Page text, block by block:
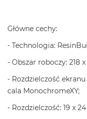
Główne cechy:
- Technologia:
- Obszar roboczy: 218
- Rozdzielczość ekranu
cala MonochromeXY;
- Rozdzielczość: 19 x